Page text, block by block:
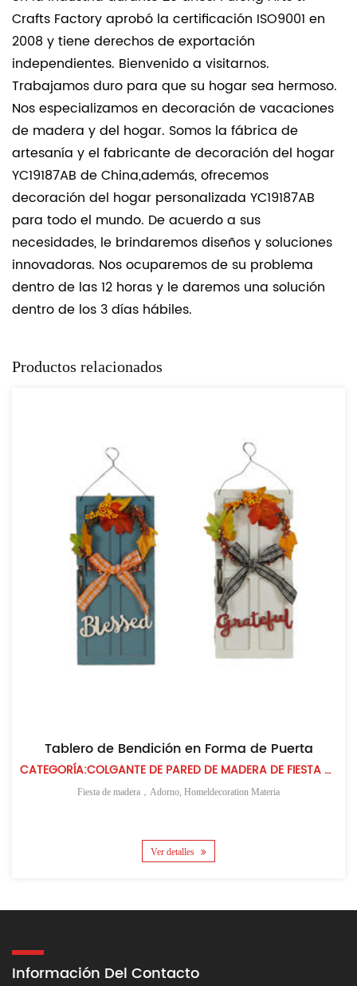
Crafts Factory aprobó la certificación ISO9001 en
2008 y tiene derechos de exportación
independientes. Bienvenido a visitarnos.
Trabajamos duro para que su hogar sea hermoso.
Nos especializamos en decoración de vacaciones
de madera y del hogar. Somos la fábrica de
artesanía y el fabricante de decoración del hogar
YC19187AB de China,además, ofrecemos
decoración del hogar personalizada YC19187AB
para todo el mundo. De acuerdo a sus
necesidades, le brindaremos diseños y soluciones
innovadoras. Nos ocuparemos de su problema
dentro de las 12 horas y le daremos una solución
dentro de los 3 días hábiles.
Productos relacionados
Tablero de Bendición en Forma de Puerta
CATEGORÍA:COLGANTE DE PARED DE MADERA DE FIESTA DE LA COSECHA
Fiesta de madera，Adorno, Homeldecoration Materia
Ver detalles
Información Del Contacto